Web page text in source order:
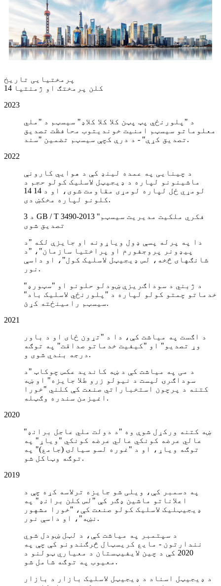
پرمختیایی تاریخ
14 کلن پرمختګ او ژمنتیا
2023
د "پلورنځي پټ پټن کلا کلا کلاډ" سیسټم د "ملي
معلوماتو سیسټم امنیت خوندیتوب محافظت تصدیق
تصدیق کړې" - د درې کچې سیسټم تضمین "سند.
2022
د چینایی په عمده لینډ کې د هوايي کارونې
ماشینونو لپاره د ډیجیټل لاسلیک کولو حجم د
لومړي ځل لپاره لومړی مقاومت شوی، او د 14 14
کلونو لپاره مخکښ دی.
د 3 GB / T 3490-2013 "فکري ملکیت مدیریت سیسټم
تصدیق شوی
دا په پرله پسې ډول ویاړونه او جایزې لکه "د
پیډونر پروجفورم او پراختیا سازمان"، "د
شانګهای څخه، لس ډیجیټل لاسلیک کول"، او داسې
نور.
د ژبني د سوداګریزې ښودلو حلونو او "سټورډ"
خدماتو چمتو کولو لپاره د "پلورنځي لاسلیک باد"
سیسټم رامینځته کړئ.
2021
د اګست په میاشت کې، دا د "تړون ځای او د باور
وړ تصدیو" او "کیفیت خدماتو صداقت" په توګه
درجه بندي شوی و.
د می په میاشت کې د ښه کانديد عکس چوکاټ "د
سوداګرۍ لیست د نیولو زرو طلا جایزه" او ښه
کتنه د پرچون استخباراتي صنعت کې کلني "خورا
اغیزمن سندره وګټله.
2020
ښه کتنه ورکړل شوې وه "د دولت ملي عاجل برانډ"
عالي عرضه کونکي عالي عرضه کونکي "ویاړ" په
توګه ویاړ، او د "غوره لسو سیالۍ (جامع)" په
توګه وټاکل شو.
2019
په دسمبر کې، ویلی شو جایزه ترلاسه کړه چې د
اعلاناتو ماشین ډګر کې "لس کلن برانډ" په
ډیجیټلیک لاسلیک کولو صنعت کې، "خورا مشهور
نښه"، او داسې نور.
د سپتمبر په میاشت کې، د لټل ښودل شوي
نندارتون - مایع کریسټال څرګندونو کې چې په
2020 کې د چین لایفیټستان د معياري ټولنو د
معيوب په توګه شامل شو.
د ډیجیټل اسناد د ډیجیټل لاسلیک بازار د بازار